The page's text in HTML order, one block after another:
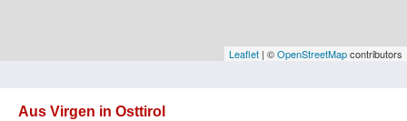
VorarlbergLeaflet | ©OpenStreetMapcontributors
Aus Virgen in Osttirol